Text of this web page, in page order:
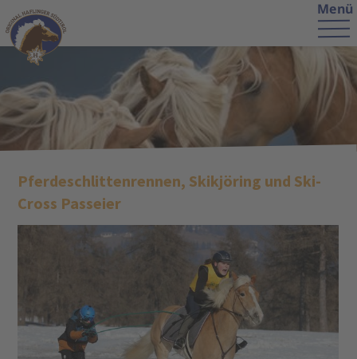
Menü
Pferdeschlittenrennen, Skikjöring und Ski-
Cross Passeier